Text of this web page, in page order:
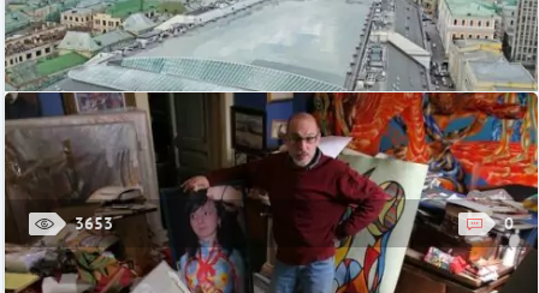
3653 0
Выставка «История Гостиного двора»